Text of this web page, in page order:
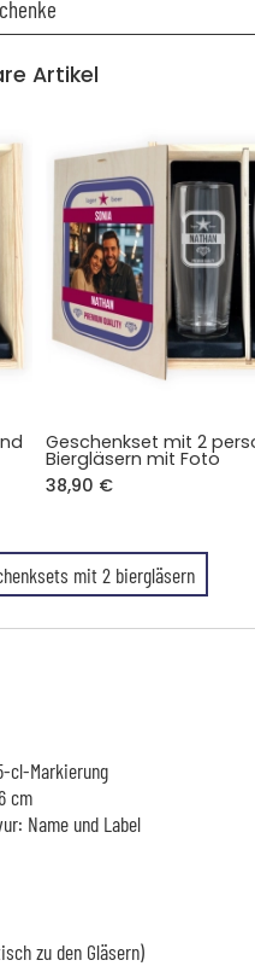
Artikel
Geschenkset mit 2
Biergläsern mit Foto
38,90 €
mit 2 biergläsern
cl-Markierung
cm
Name und Label
zu den Gläsern)